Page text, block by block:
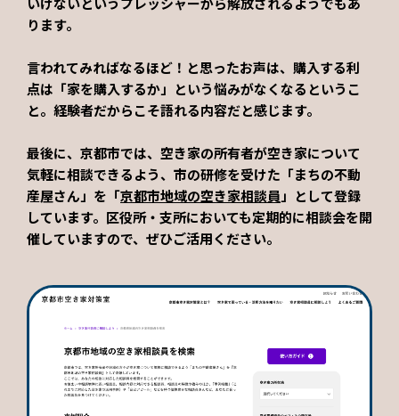
ります。
言われてみればなるほど！と思ったお声は、購入する利
点は「家を購入するか」という悩みがなくなるというこ
と。経験者だからこそ語れる内容だと感じます。
最後に、京都市では、空き家の所有者が空き家について
気軽に相談できるよう、市の研修を受けた「まちの不動
産屋さん」を「京都市地域の空き家相談員 」として登録
しています。区役所・支所においても定期的に相談会を開
催していますので、ぜひご活用ください。